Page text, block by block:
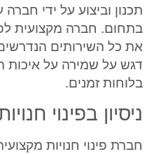
תכנון וביצוע על ידי חברה
בתחום. חברה מקצועית
את כל השירותים
דגש על שמירה על איכות
בלוחות זמנים.
ניסיון בפינוי
חברת פינוי חנויות